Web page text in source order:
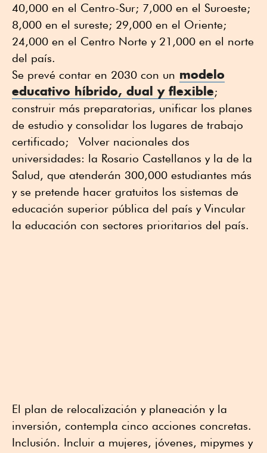
40,000 en el Centro-Sur; 7,000 en el Suroeste;
8,000 en el sureste; 29,000 en el Oriente;
24,000 en el Centro Norte y 21,000 en el norte
del país.
Se prevé contar en 2030 con un modelo
educativo híbrido, dual y flexible;
construir más preparatorias, unificar los planes
de estudio y consolidar los lugares de trabajo
certificado; Volver nacionales dos
universidades: la Rosario Castellanos y la de la
Salud, que atenderán 300,000 estudiantes más
y se pretende hacer gratuitos los sistemas de
educación superior pública del país y Vincular
la educación con sectores prioritarios del país.
El plan de relocalización y planeación y la
inversión, contempla cinco acciones concretas.
Inclusión. Incluir a mujeres, jóvenes, mipymes y